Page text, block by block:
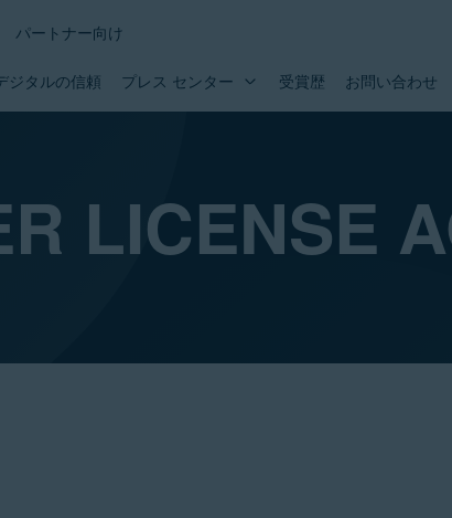
パートナー向け
ジタルの信頼 プレス センター 受賞歴 お問い合わせ
LICENSE